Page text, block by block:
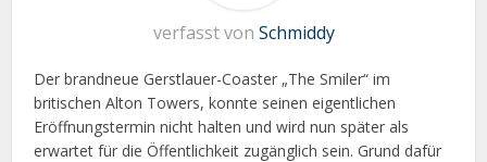
verfasst von Schmiddy
Der brandneue Gerstlauer-Coaster „The Smiler“ im
britischen Alton Towers, konnte seinen eigentlichen
Eröffnungstermin nicht halten und wird nun später als
erwartet für die Öffentlichkeit zugänglich sein. Grund dafür